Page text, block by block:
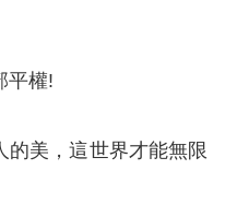
平權!
的美，這世界才能無限